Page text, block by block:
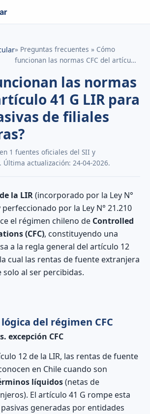
» Preguntas frecuentes » Cómo
funcionan las normas CFC del artícu…
las normas
41 G LIR para
de filiales
1 fuentes oficiales del SII y
Última actualización: 24-04-2026.
la LIR(incorporado por la Ley N°
perfeccionado por la Ley N° 21.210
el régimen chileno de Controlled
(CFC), constituyendo una
a la regla general del artículo 12
cual las rentas de fuente extranjera
al ser percibidas.
del régimen CFC
excepción CFC
12 de la LIR, las rentas de fuente
en Chile cuando son
líquidos(netas de
El artículo 41 G rompe esta
generadas por entidades